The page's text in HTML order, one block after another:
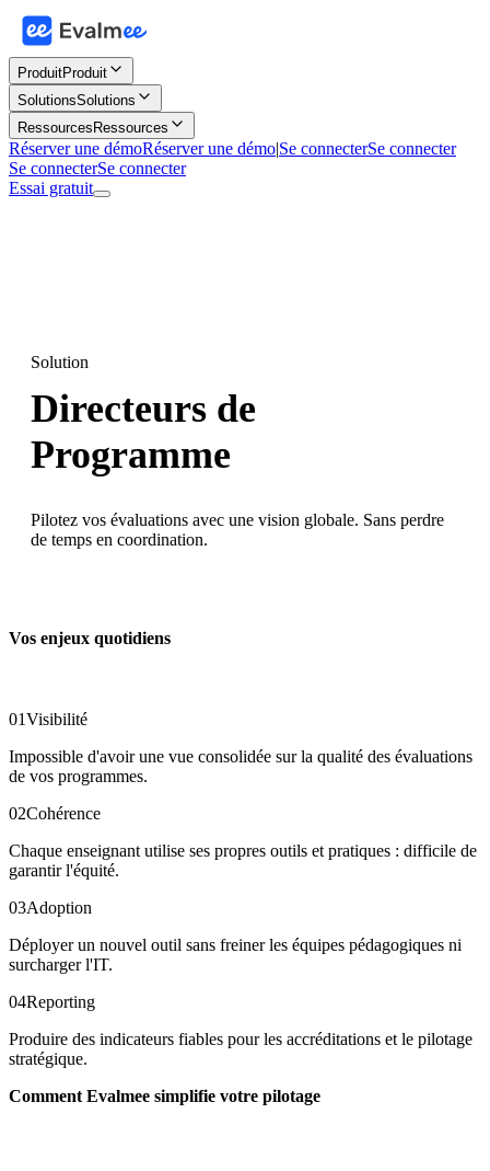
ProduitProduit
SolutionsSolutions
Ressources Ressources
Réserver une démoRéserver une démo|Se connecterSe connecter
Se connecterSe connecter
Essai gratuit
Solution
Directeurs de
Programme
Pilotez vos évaluations avec une vision globale. Sans perdre
de temps en coordination.
Vos enjeux quotidiens
01Visibilité
Impossible d'avoir une vue consolidée sur la qualité des évaluations
de vos programmes.
02Cohérence
Chaque enseignant utilise ses propres outils et pratiques : difficile de
garantir l'équité.
03Adoption
Déployer un nouvel outil sans freiner les équipes pédagogiques ni
surcharger l'IT.
04Reporting
Produire des indicateurs fiables pour les accréditations et le pilotage
stratégique.
Comment Evalmee simplifie votre pilotage